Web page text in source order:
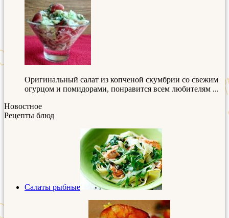
Оригинальный салат из копченой скумбрии со свежим
огурцом и помидорами, понравится всем любителям ...
Новостное
Рецепты блюд
Салаты рыбные